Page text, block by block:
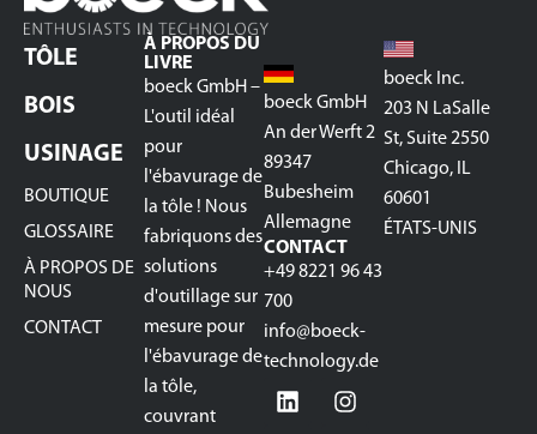
TÔLE
BOIS
USINAGE
BOUTIQUE
GLOSSAIRE
À PROPOS DE
NOUS
CONTACT
À PROPOS DU
LIVRE
boeck GmbH –
L'outil idéal
pour
l'ébavurage de
la tôle ! Nous
fabriquons des
solutions
d'outillage sur
mesure pour
l'ébavurage de
la tôle,
couvrant
boeck GmbH
An der Werft 2
89347
Bubesheim
Allemagne
CONTACT
+49 8221 96 43
700
info@boeck-
technology.de
boeck Inc.
203 N LaSalle
St, Suite 2550
Chicago, IL
60601
ÉTATS-UNIS